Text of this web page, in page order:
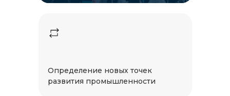
Определение новых точек
развития промышленности